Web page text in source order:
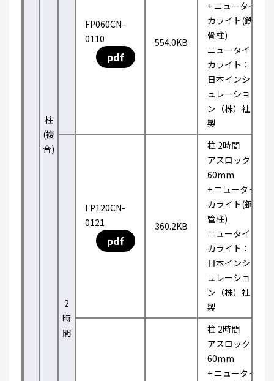
柱
(複
合)
FP060CN-
0110
pdf
554.0KB
+ ニュータイ
カライト(鉄
骨柱)
ニュータイ
カライト：
日本インシ
ュレーショ
ン（株）社
製
2
時
間
FP120CN-
0121
pdf
360.2KB
柱 2時間
アスロック
60mm
+ ニュータイ
カライト(鋼
管柱)
ニュータイ
カライト：
日本インシ
ュレーショ
ン（株）社
製
柱 2時間
アスロック
60mm
+ ニュータイ